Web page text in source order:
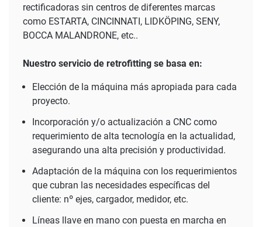
rectificadoras sin centros de diferentes marcas
como ESTARTA, CINCINNATI, LIDKÖPING, SENY,
BOCCA MALANDRONE, etc..
Nuestro servicio de retrofitting se basa en:
Elección de la máquina más apropiada para cada
proyecto.
Incorporación y/o actualización a CNC como
requerimiento de alta tecnología en la actualidad,
asegurando una alta precisión y productividad.
Adaptación de la máquina con los requerimientos
que cubran las necesidades específicas del
cliente: nº ejes, cargador, medidor, etc.
Líneas llave en mano con puesta en marcha en